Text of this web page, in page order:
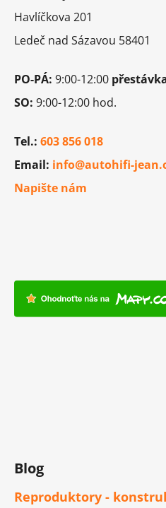
Havlíčkova 201
Ledeč nad Sázavou 58401
PO-PÁ: 9:00-12:00
SO: 9:00-12:00 hod.
Tel.: 603 856 018
Email: info@autohifi-
Napište nám
Blog
Reproduktory -